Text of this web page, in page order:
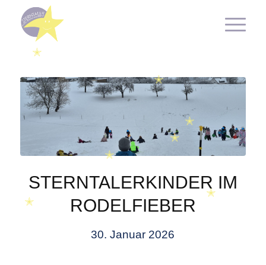
STERNTALERKINDER IM
RODELFIEBER
30. Januar 2026
✭
✭
✭
✭